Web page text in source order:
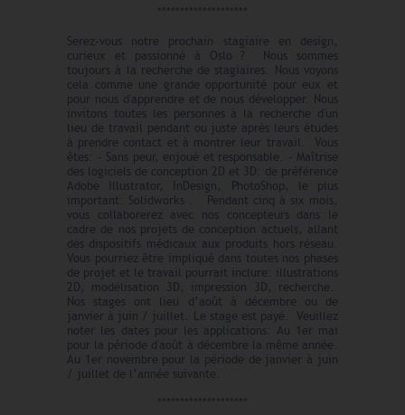
Serez-vous notre prochain stagiaire en design,
curieux et passionné à Oslo ? Nous sommes
toujours à la recherche de stagiaires. Nous voyons
cela comme une grande opportunité pour eux et
pour nous d'apprendre et de nous développer. Nous
invitons toutes les personnes à la recherche d'un
lieu de travail pendant ou juste après leurs études
à prendre contact et à montrer leur travail. Vous
êtes: - Sans peur, enjoué et responsable. - Maîtrise
des logiciels de conception 2D et 3D: de préférence
Adobe Illustrator, InDesign, PhotoShop, le plus
important: Solidworks . Pendant cinq à six mois,
vous collaborerez avec nos concepteurs dans le
cadre de nos projets de conception actuels, allant
des dispositifs médicaux aux produits hors réseau.
Vous pourriez être impliqué dans toutes nos phases
de projet et le travail pourrait inclure: illustrations
2D, modélisation 3D, impression 3D, recherche.
Nos stages ont lieu d’août à décembre ou de
janvier à juin / juillet. Le stage est payé. Veuillez
noter les dates pour les applications: Au 1er mai
pour la période d'août à décembre la même année.
Au 1er novembre pour la période de janvier à juin
/ juillet de l’année suivante.